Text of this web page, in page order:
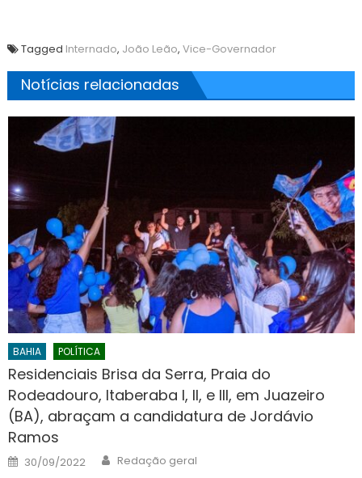
Tagged Internado, João Leão, Vice-Governador
Notícias relacionadas
BAHIA POLÍTICA
Residenciais Brisa da Serra, Praia do
Rodeadouro, Itaberaba I, II, e III, em Juazeiro
(BA), abraçam a candidatura de Jordávio
Ramos
Posted
on
30/09/2022 Author
Redação geral